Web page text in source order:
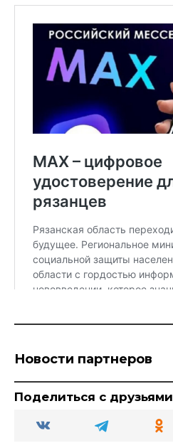
Новости партнеров
Поделиться с друзьями